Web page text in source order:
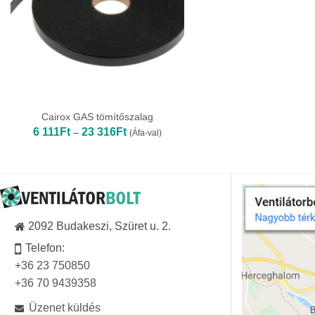
Cairox GAS tömítőszalag
6 111Ft – 23 316FtÁrtartomány:
6
(Áfa-val)
2092 Budakeszi, Szüret u. 2.
Telefon:
+36 23 750850
+36 70 9439358
Üzenet küldés